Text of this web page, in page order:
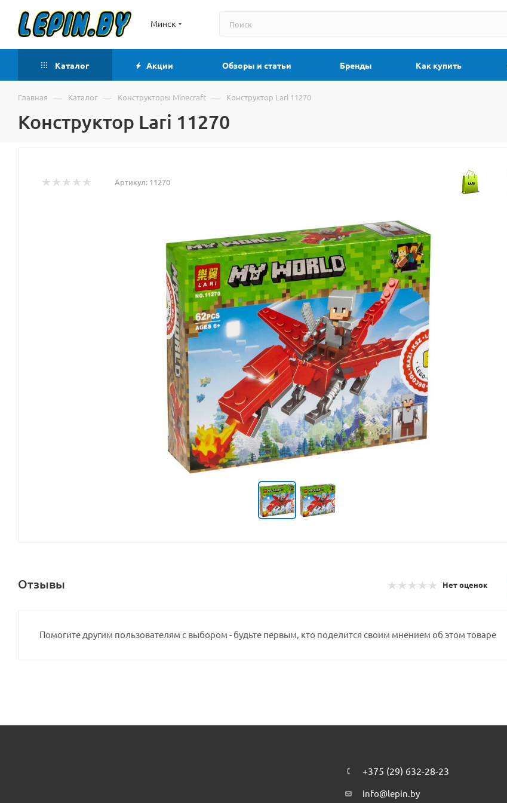
Минск
Каталог Акции Обзоры и статьи Бренды Как купить
Главная — Каталог — Конструкторы Minecraft — Конструктор Lari 11270
Конструктор Lari 11270
Артикул: 11270
Отзывы Нет оценок
Помогите другим пользователям с выбором - будьте первым, кто поделится своим мнением об этом товаре
+375 (29) 632-28-23
info@lepin.by